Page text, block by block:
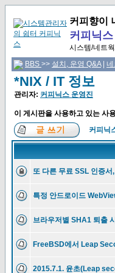
커피향이
커피닉스
시스템/네트
BBS >> 설치, 운영 Q&A| 네
*NIX / IT 정보
관리자: 커피닉스 운영진
이 게시판을 사용하고 있는 사
커피닉
또 다른 무료 SSL 인증
특정 안드로이드
브라우저별 SHA1 퇴출
FreeBSD에서 Leap
2015.7.1. 윤초(Leap